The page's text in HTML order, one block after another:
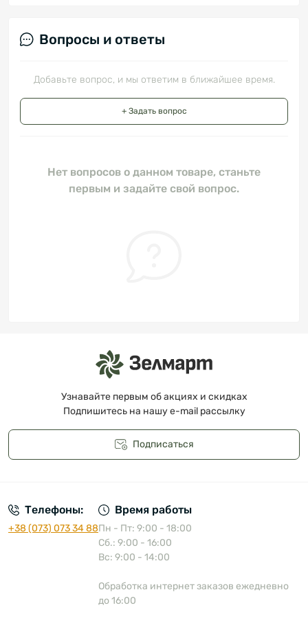
Вопросы и ответы
Добавьте вопрос, и мы ответим в ближайшее время.
+ Задать вопрос
Нет вопросов о данном товаре, станьте
первым и задайте свой вопрос.
Узнавайте первым об акциях и скидках
Подпишитесь на нашу e-mail рассылку
Подписаться
Телефоны:
+38 (073) 073 34 88
Время работы
Пн - Пт: 9:00 - 18:00
Сб.: 9:00 - 16:00
Вс: 9:00 - 14:00
Обработка интернет заказов ежедневно
до 16:00